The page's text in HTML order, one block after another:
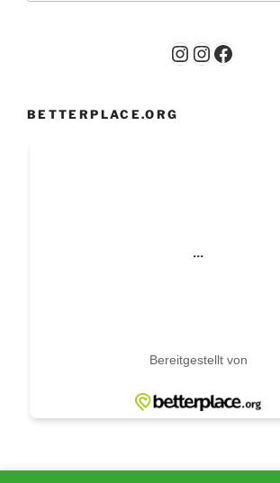
Instagram
Instagram
BETTERPLACE.ORG